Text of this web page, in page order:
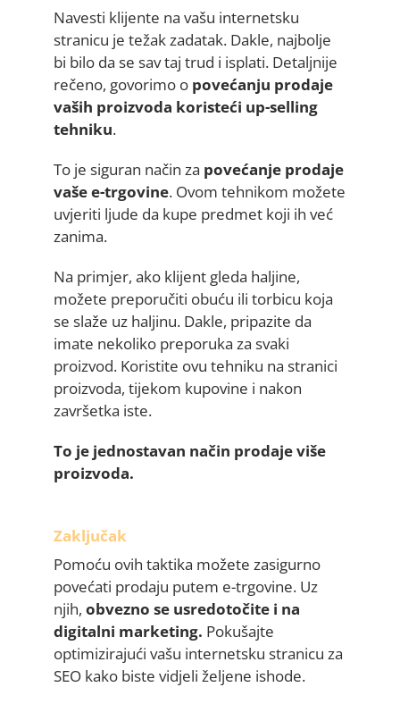
Navesti klijente na vašu internetsku
stranicu je težak zadatak. Dakle, najbolje
bi bilo da se sav taj trud i isplati. Detaljnije
rečeno, govorimo o povećanju prodaje
vaših proizvoda koristeći up-selling
tehniku.
To je siguran način za povećanje prodaje
vaše e-trgovine. Ovom tehnikom možete
uvjeriti ljude da kupe predmet koji ih već
zanima.
Na primjer, ako klijent gleda haljine,
možete preporučiti obuću ili torbicu koja
se slaže uz haljinu. Dakle, pripazite da
imate nekoliko preporuka za svaki
proizvod. Koristite ovu tehniku na stranici
proizvoda, tijekom kupovine i nakon
završetka iste.
To je jednostavan način prodaje više
proizvoda.
Zaključak
Pomoću ovih taktika možete zasigurno
povećati prodaju putem e-trgovine. Uz
njih, obvezno se usredotočite i na
digitalni marketing. Pokušajte
optimizirajući vašu internetsku stranicu za
SEO kako biste vidjeli željene ishode.